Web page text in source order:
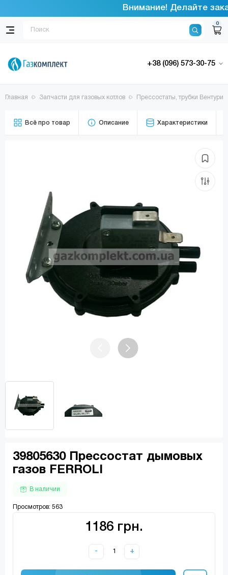
Внимание! Делайте
0
+38 (096) 573-30-75
Главная Запчасти для газовых котлов Прессостаты, трубки Вентури
Всё про товар Описание Характеристики
39805630 Прессостат дымовых
газов FERROLI
В наличии
Просмотров: 563
1186 грн.
- +